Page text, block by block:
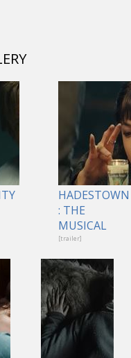
HADESTOWN
: THE
MUSICAL
[trailer]